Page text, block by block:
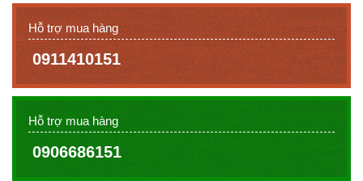
Hỗ trợ mua hàng
0911410151
Hỗ trợ mua hàng
0906686151